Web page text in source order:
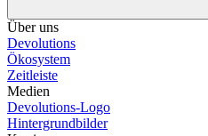
Über uns
Devolutions
Ökosystem
Zeitleiste
Medien
Devolutions-Logo
Hintergrundbilder